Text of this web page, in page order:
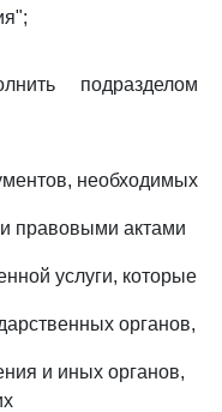
подразделом
необходимых
правовыми актами
услуги, которые
органов,
и иных органов,